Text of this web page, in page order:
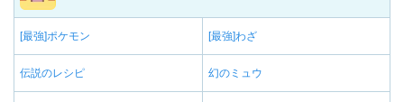
[最強]ポケモン [最強]わざ
伝説のレシピ 幻のミュウ